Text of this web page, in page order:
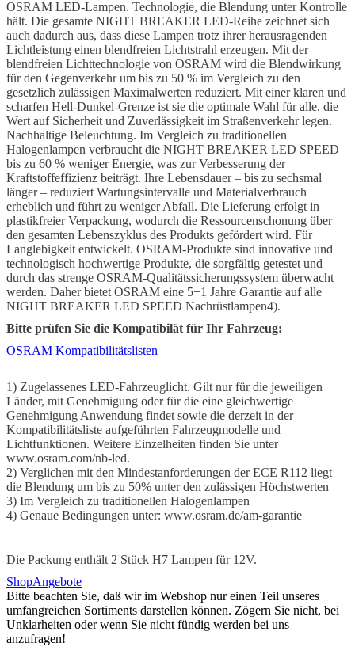
OSRAM LED-Lampen. Technologie, die Blendung unter Kontrolle
hält. Die gesamte NIGHT BREAKER LED-Reihe zeichnet sich
auch dadurch aus, dass diese Lampen trotz ihrer herausragenden
Lichtleistung einen blendfreien Lichtstrahl erzeugen. Mit der
blendfreien Lichttechnologie von OSRAM wird die Blendwirkung
für den Gegenverkehr um bis zu 50 % im Vergleich zu den
gesetzlich zulässigen Maximalwerten reduziert. Mit einer klaren und
scharfen Hell-Dunkel-Grenze ist sie die optimale Wahl für alle, die
Wert auf Sicherheit und Zuverlässigkeit im Straßenverkehr legen.
Nachhaltige Beleuchtung. Im Vergleich zu traditionellen
Halogenlampen verbraucht die NIGHT BREAKER LED SPEED
bis zu 60 % weniger Energie, was zur Verbesserung der
Kraftstoffeffizienz beiträgt. Ihre Lebensdauer – bis zu sechsmal
länger – reduziert Wartungsintervalle und Materialverbrauch
erheblich und führt zu weniger Abfall. Die Lieferung erfolgt in
plastikfreier Verpackung, wodurch die Ressourcenschonung über
den gesamten Lebenszyklus des Produkts gefördert wird. Für
Langlebigkeit entwickelt. OSRAM-Produkte sind innovative und
technologisch hochwertige Produkte, die sorgfältig getestet und
durch das strenge OSRAM-Qualitätssicherungssystem überwacht
werden. Daher bietet OSRAM eine 5+1 Jahre Garantie auf alle
NIGHT BREAKER LED SPEED Nachrüstlampen4).
Bitte prüfen Sie die Kompatibilät für Ihr Fahrzeug:
OSRAM Kompatibilitätslisten
1) Zugelassenes LED-Fahrzeuglicht. Gilt nur für die jeweiligen
Länder, mit Genehmigung oder für die eine gleichwertige
Genehmigung Anwendung findet sowie die derzeit in der
Kompatibilitätsliste aufgeführten Fahrzeugmodelle und
Lichtfunktionen. Weitere Einzelheiten finden Sie unter
www.osram.com/nb-led.
2) Verglichen mit den Mindestanforderungen der ECE R112 liegt
die Blendung um bis zu 50% unter den zulässigen Höchstwerten
3) Im Vergleich zu traditionellen Halogenlampen
4) Genaue Bedingungen unter: www.osram.de/am-garantie
Die Packung enthält 2 Stück H7 Lampen für 12V.
ShopAngebote
Bitte beachten Sie, daß wir im Webshop nur einen Teil unseres
umfangreichen Sortiments darstellen können. Zögern Sie nicht, bei
Unklarheiten oder wenn Sie nicht fündig werden bei uns
anzufragen!